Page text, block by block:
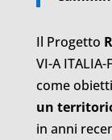
Il Progetto
VI-A ITALIA-
come
un
in anni